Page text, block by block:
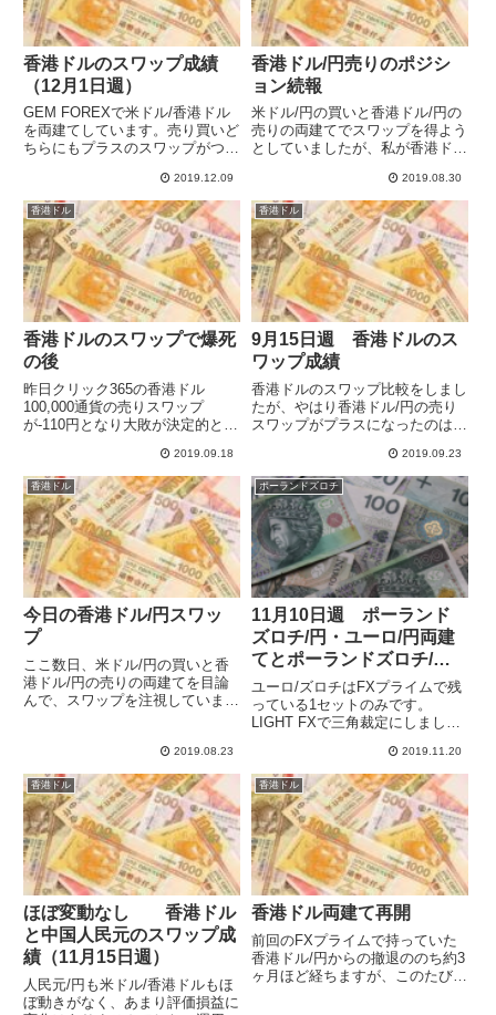
香港ドルのスワップ成績
（12月1日週）
GEM FOREXで米ドル/香港ドル
を両建てしています。売り買いど
ちらにもプラスのスワップがつく
が動いても影響なく、やることが
まったくありません。つまらない
ことこの上ないです。毎週報告す
る必要もないくらいです。...
2019.12.09
香港ドル/円売りのポジシ
ョン続報
米ドル/円の買いと香港ドル/円の
売りの両建てでスワップを得よう
としていましたが、私が香港ド
と、すぐに香港ドルは上昇しスワ
ップはマイナスになりました。ま
たダメポジを建ててしまいまし
た。ダメポジのコレクションが増
え...
2019.08.30
香港ドル
香港ドルのスワップで爆死
の後
昨日クリック365の香港ドル
100,000通貨の売りスワップ
が-110円となり大敗が決定的とな
てさらに悪化しました。もう逆に
買いで130円スワップがつくとな
れば、買いでポジションを建て
て、売りスワップの低い...
2019.09.18
香港ドル
9月15日週 香港ドルのス
ワップ成績
香港ドルのスワップ比較をしまし
たが、やはり香港ドル/円の売り
スワップがプラスになったのは一
ック365の売りは-190という大損
な値をつけ、買ったほうがいい状
態なので撤退の方針ですが、損失
を減らすためタイミングを...
2019.09.23
香港ドル
今日の香港ドル/円スワッ
プ
ここ数日、米ドル/円の買いと香
港ドル/円の売りの両建てを目論
んで、スワップを注視していま
100,000通貨あたり付与日３日
で-75円でした。１日あたり-25円
なので、マイナスに...
2019.08.23
ポーランドズロチ
11月10日週 ポーランド
ズロチ/円・ユーロ/円両建
てとポーランドズロチ/
円・香港ドル/円・ユーロ/
米ドルの三角裁定のスワッ
プ成績
ユーロ/ズロチはFXプライムで残
っている1セットのみです。
LIGHT FXで三角裁定にしました
がったため、あまり収益が上がっ
てません。収益率から見れば、円
を挟まないで直接ユーロ/ズロチ
を取引した方が有利です。F...
2019.11.20
香港ドル
ほぼ変動なし 香港ドル
と中国人民元のスワップ成
績（11月15日週）
人民元/円も米ドル/香港ドルもほ
ぼ動きがなく、あまり評価損益に
香港ドル
香港ドル両建て再開
前回のFXプライムで持っていた
香港ドル/円からの撤退ののち約3
ヶ月ほど経ちますが、このたび米